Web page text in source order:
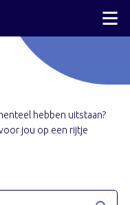
hebben uitstaan?
jou op een rijtje